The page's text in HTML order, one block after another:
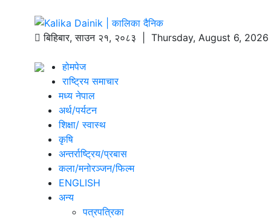
बिहिबार,साउन २१, २०८३ | Thursday, August 6, 2026
होमपेज
राष्ट्रिय समाचार
मध्य नेपाल
अर्थ/पर्यटन
शिक्षा/ स्वास्थ
कृषि
अन्तर्राष्ट्रिय/प्रबास
कला/मनोरञ्जन/फिल्म
ENGLISH
अन्य
पत्रपत्रिका